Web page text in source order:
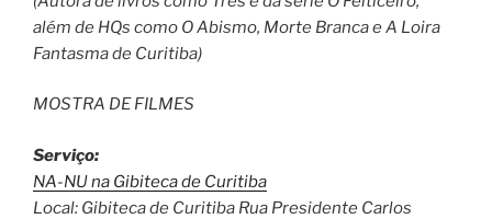
além de HQs como O Abismo, Morte Branca e A Loira
Fantasma de Curitiba)
MOSTRA DE FILMES
Serviço:
NA-NU na Gibiteca de Curitiba
Local: Gibiteca de Curitiba Rua Presidente Carlos